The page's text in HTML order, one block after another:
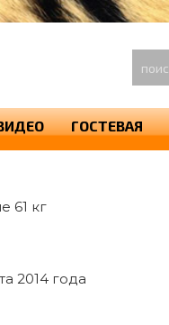
ГОСТЕВАЯ
61 кг
2014 года